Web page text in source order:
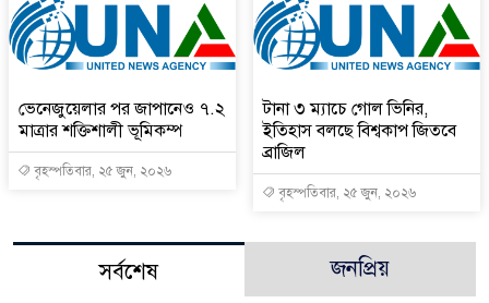
ভেনেজুয়েলার পর জাপানেও ৭.২
মাত্রার শক্তিশালী ভূমিকম্প
বৃহস্পতিবার, ২৫ জুন, ২০২৬
টানা ৩ ম্যাচে গোল ভিনির,
ইতিহাস বলছে বিশ্বকাপ জিতবে
ব্রাজিল
বৃহস্পতিবার, ২৫ জুন, ২০২৬
সর্বশেষ জনপ্রিয়